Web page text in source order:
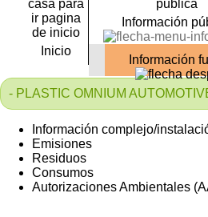
Inicio
Información
Información
- PLASTIC OMNIUM
Información complejo/
Emisiones
Residuos
Consumos
Autorizaciones Ambientales